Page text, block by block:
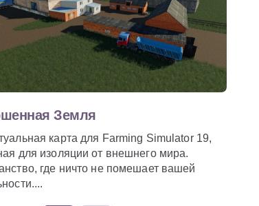
Земля
карта для Farming Simulator 19,
для изоляции от внешнего мира.
где ничто не помешает вашей